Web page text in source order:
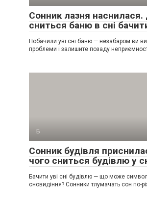
Сонник лазня наснилася.
сниться баню в сні
Побачили уві сні баню — незабаром ви
проблеми і залишите позаду
Б
Сонник будівля
чого сниться будівлю у
Бачити уві сні будівлю — що може
сновидіння? Сонники тлумачать сон по-